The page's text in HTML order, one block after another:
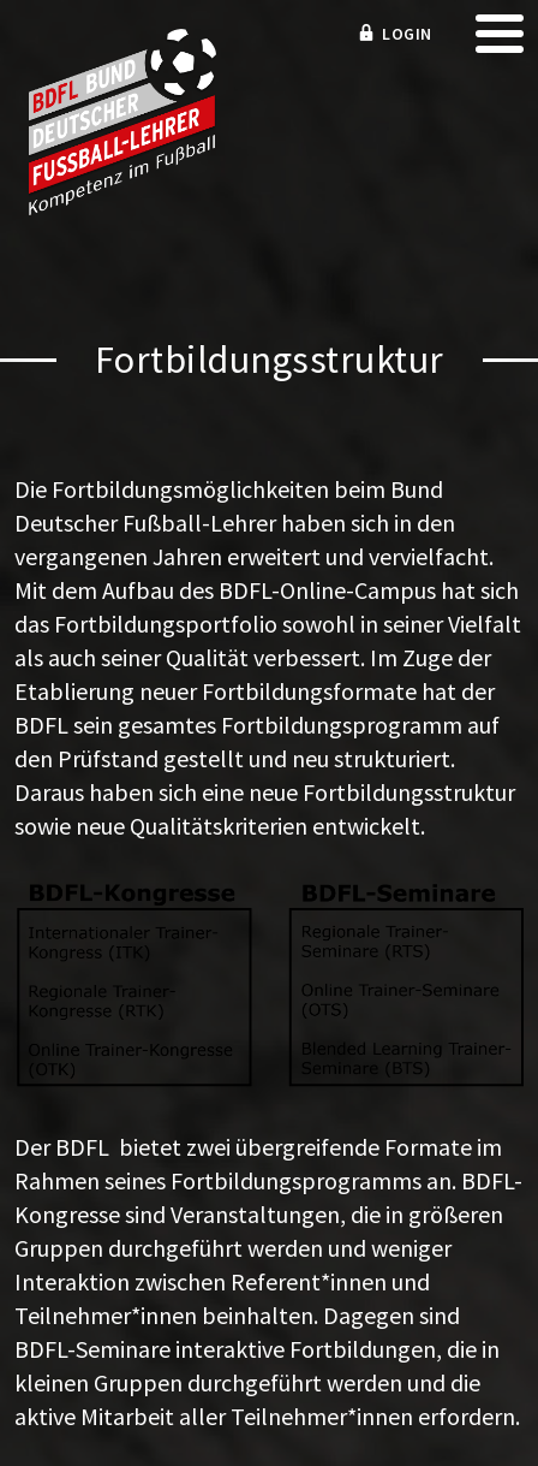
LOGIN
Fortbildungsstruktur
Die Fortbildungsmöglichkeiten beim Bund
Deutscher Fußball-Lehrer haben sich in den
vergangenen Jahren erweitert und vervielfacht.
Mit dem Aufbau des BDFL-Online-Campus hat sich
das Fortbildungsportfolio sowohl in seiner Vielfalt
als auch seiner Qualität verbessert. Im Zuge der
Etablierung neuer Fortbildungsformate hat der
BDFL sein gesamtes Fortbildungsprogramm auf
den Prüfstand gestellt und neu strukturiert.
Daraus haben sich eine neue Fortbildungsstruktur
sowie neue Qualitätskriterien entwickelt.
Der BDFL bietet zwei übergreifende Formate im
Rahmen seines Fortbildungsprogramms an. BDFL-
Kongresse sind Veranstaltungen, die in größeren
Gruppen durchgeführt werden und weniger
Interaktion zwischen Referent*innen und
Teilnehmer*innen beinhalten. Dagegen sind
BDFL-Seminare interaktive Fortbildungen, die in
kleinen Gruppen durchgeführt werden und die
aktive Mitarbeit aller Teilnehmer*innen erfordern.